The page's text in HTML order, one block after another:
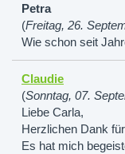
Petra
(Freitag, 26.
Wie schon seit
Claudie
(Sonntag, 07.
Liebe Carla,
Herzlichen Dank
Es hat mich